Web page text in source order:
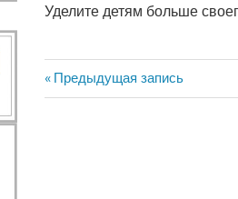
Уделите детям больше
Навигация
Предыдущая
запись:
Предыдущая запись